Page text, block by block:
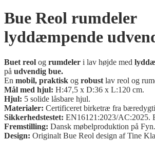
Bue Reol rumdeler
lyddæmpende
Buet reol og rumdeler i lav højde med
på udvendig bue.
En mobil, praktisk og robust lav reol og
Mål med hjul: H:47,5 x D:36 x L:120 cm.
Hjul: 5 solide låsbare hjul.
Materialer: Certificeret birketræ fra
Sikkerhedstestet: EN16121:2023/AC:2025.
Fremstilling: Dansk møbelproduktion på Fyn.
Design: Originalt Bue Reol design af Tine